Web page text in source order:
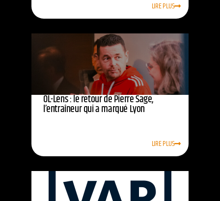
LIRE PLUS
OL-Lens : le retour de Pierre Sage,
l’entraîneur qui a marqué Lyon
LIRE PLUS